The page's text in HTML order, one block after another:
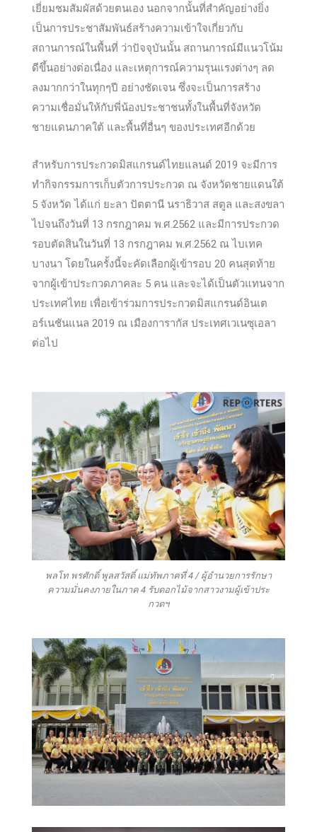
เยี่ยมชมสัมผัสด้วยตนเอง นอกจากนั้นที่สำคัญอย่างยิ่ง
เป็นการประชาสัมพันธ์สร้างความเข้าใจเกี่ยวกับ
สถานการณ์ในพื้นที่ ว่าปัจจุบันนั้น สถานการณ์มีแนวโน้ม
ดีขึ้นอย่างต่อเนื่อง และเหตุการณ์ความรุนแรงต่างๆ ลด
ลงมากกว่าในทุกๆปี อย่างชัดเจน ซึ่งจะเป็นการสร้าง
ความเชื่อมั่นให้กับพี่น้องประชาชนทั้งในพื้นที่จังหวัด
ชายแดนภาคใต้ และพื้นที่อื่นๆ ของประเทศอีกด้วย
สำหรับการประกวดมิสแกรนด์ไทยแลนด์ 2019 จะมีการ
ทำกิจกรรมการเก็บตัวการประกวด ณ จังหวัดชายแดนใต้
5 จังหวัด ได้แก่ ยะลา ปัตตานี นราธิวาส สตูล และสงขลา
ไปจนถึงวันที่ 13 กรกฎาคม พ.ศ.2562 และมีการประกวด
รอบตัดสินในวันที่ 13 กรกฎาคม พ.ศ.2562 ณ ไบเทค
บางนา โดยในครั้งนี้จะคัดเลือกผู้เข้ารอบ 20 คนสุดท้าย
จากผู้เข้าประกวดภาคละ 5 คน และจะได้เป็นตัวแทนจาก
ประเทศไทย เพื่อเข้าร่วมการประกวดมิสแกรนด์อินเต
อร์เนชันแนล 2019 ณ เมืองการากัส ประเทศเวเนซุเอลา
ต่อไป
พลโท พรศักดิ์ พูลสวัสดิ์ แม่ทัพภาคที่ 4 / ผู้อำนวยการรักษา
ความมั่นคงภายในภาค 4 รับดอกไม้จากสาวงามผู้เข้าประ
กวดฯ